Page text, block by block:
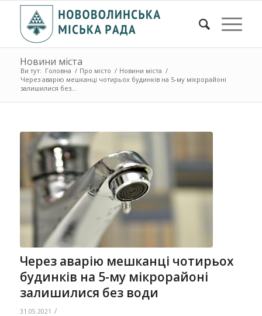
Новини міста
Ви тут: Головна / Про місто / Новини міста /
Через аварію мешканці чотирьох будинків на 5-му мікрорайоні
залишилися без...
Через аварію мешканці чотирьох
будинків на 5-му мікрорайоні
залишилися без води
31.05.2021 /